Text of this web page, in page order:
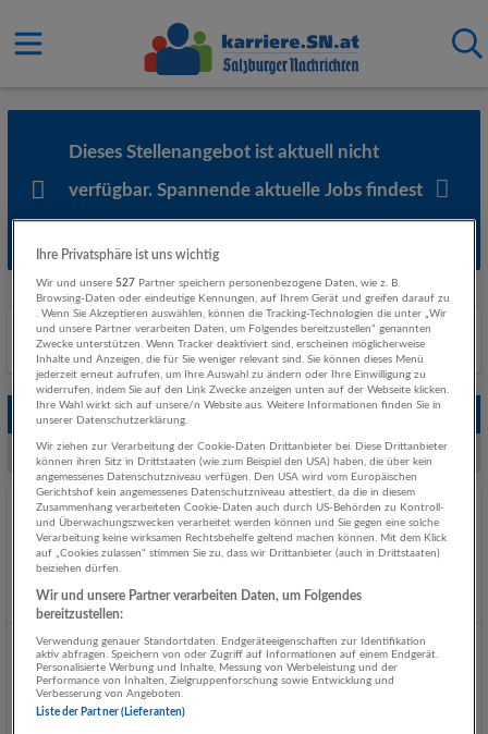
Dieses Stellenangebot ist aktuell nicht
verfügbar. Spannende aktuelle Jobs findest
duhier.
Ähnliche Stellenanzeigen
Empfohlene Jobs
Weitere Jobs von Hagleitner Hygiene International GmbH
Verkäufer Feinkost (m/w/d) 20-38,5 Std./Wo
06.08.2026,SPAR Österreichische Warenhandels-AG
5700 Zell am See
Küchenverkäufer (m/w/d)
27.07.2026,XXXLutz KG
5700 Zell am See
Ihre Privatsphäre ist uns wichtig
Wir und unsere527 Partner speichern personenbezogene Daten, wie z. B.
Browsing-Daten oder eindeutige Kennungen, auf Ihrem Gerät und greifen darauf zu
. Wenn Sie Akzeptieren auswählen, können die Tracking-Technologien die unter „Wir
und unsere Partner verarbeiten Daten, um Folgendes bereitzustellen“ genannten
Zwecke unterstützen. Wenn Tracker deaktiviert sind, erscheinen möglicherweise
Inhalte und Anzeigen, die für Sie weniger relevant sind. Sie können dieses Menü
jederzeit erneut aufrufen, um Ihre Auswahl zu ändern oder Ihre Einwilligung zu
widerrufen, indem Sie auf den Link Zwecke anzeigen unten auf der Webseite klicken.
Ihre Wahl wirkt sich auf unsere/n Website aus. Weitere Informationen finden Sie in
unserer Datenschutzerklärung.
Wir ziehen zur Verarbeitung der Cookie-Daten Drittanbieter bei. Diese Drittanbieter
können ihren Sitz in Drittstaaten (wie zum Beispiel den USA) haben, die über kein
angemessenes Datenschutzniveau verfügen. Den USA wird vom Europäischen
Gerichtshof kein angemessenes Datenschutzniveau attestiert, da die in diesem
Zusammenhang verarbeiteten Cookie-Daten auch durch US-Behörden zu Kontroll-
und Überwachungszwecken verarbeitet werden können und Sie gegen eine solche
Verarbeitung keine wirksamen Rechtsbehelfe geltend machen können. Mit dem Klick
auf „Cookies zulassen“ stimmen Sie zu, dass wir Drittanbieter (auch in Drittstaaten)
beiziehen dürfen.
Wir und unsere Partner verarbeiten Daten, um Folgendes
bereitzustellen:
Verwendung genauer Standortdaten. Endgeräteeigenschaften zur Identifikation
aktiv abfragen. Speichern von oder Zugriff auf Informationen auf einem Endgerät.
Personalisierte Werbung und Inhalte, Messung von Werbeleistung und der
Performance von Inhalten, Zielgruppenforschung sowie Entwicklung und
Verbesserung von Angeboten.
Liste der Partner (Lieferanten)